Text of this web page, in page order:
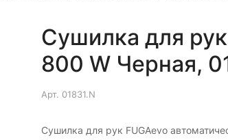
Сушилка для
800 W Черная,
Арт. 01831.N
Сушилка для рук FUGAevo